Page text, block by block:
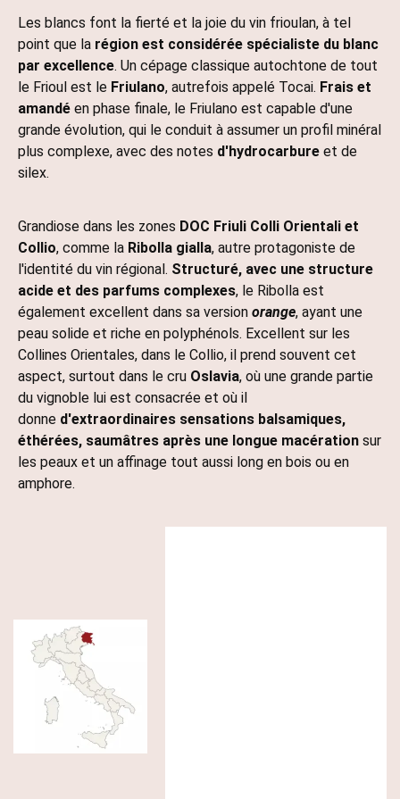
Les blancs font la fierté et la joie du vin frioulan, à tel
point que la région est considérée spécialiste du blanc
par excellence. Un cépage classique autochtone de tout
le Frioul est le Friulano, autrefois appelé Tocai. Frais et
amandé en phase finale, le Friulano est capable d'une
grande évolution, qui le conduit à assumer un profil minéral
plus complexe, avec des notes d'hydrocarbure et de
silex.
Grandiose dans les zones DOC Friuli Colli Orientali et
Collio, comme la Ribolla gialla, autre protagoniste de
l'identité du vin régional. Structuré, avec une structure
acide et des parfums complexes, le Ribolla est
également excellent dans sa version orange, ayant une
peau solide et riche en polyphénols. Excellent sur les
Collines Orientales, dans le Collio, il prend souvent cet
aspect, surtout dans le cru Oslavia, où une grande partie
du vignoble lui est consacrée et où il
donne d'extraordinaires sensations balsamiques,
éthérées, saumâtres après une longue macération sur
les peaux et un affinage tout aussi long en bois ou en
amphore.